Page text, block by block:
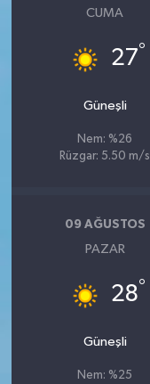
CUMA
27°
Güneşli
Nem: %26
Rüzgar: 5.50 m/s
09 AĞUSTOS
PAZAR
28°
Güneşli
Nem: %25